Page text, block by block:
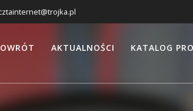
AKTUALNOŚCI KATALOG